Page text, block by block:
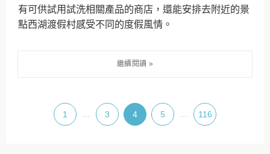
有可供試用試洗相關產品的商店，還能安排去附近的景
點西湖渡假村感受不同的度假風情。
1 3 4 5 116